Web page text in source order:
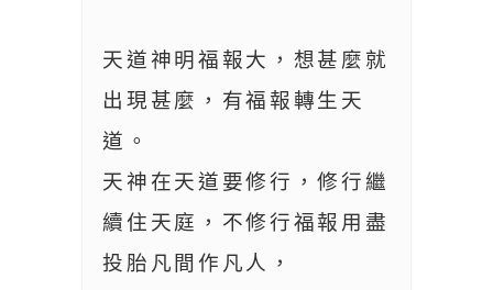
天道神明福報大，想甚麼就
出現甚麼，有福報轉生天
道。
天神在天道要修行，修行繼
續住天庭，不修行福報用盡
投胎凡間作凡人，